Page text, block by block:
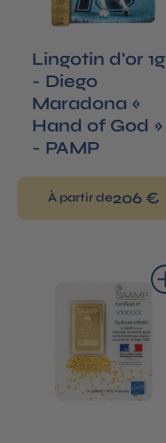
Lingotin d'or 1g
- Diego
Maradona «
Hand of God »
- PAMP
À partir de206 €